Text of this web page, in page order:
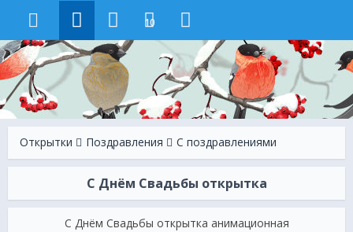
10
Открытки Поздравления С поздравлениями
С Днём Свадьбы открытка
С Днём Свадьбы открытка анимационная